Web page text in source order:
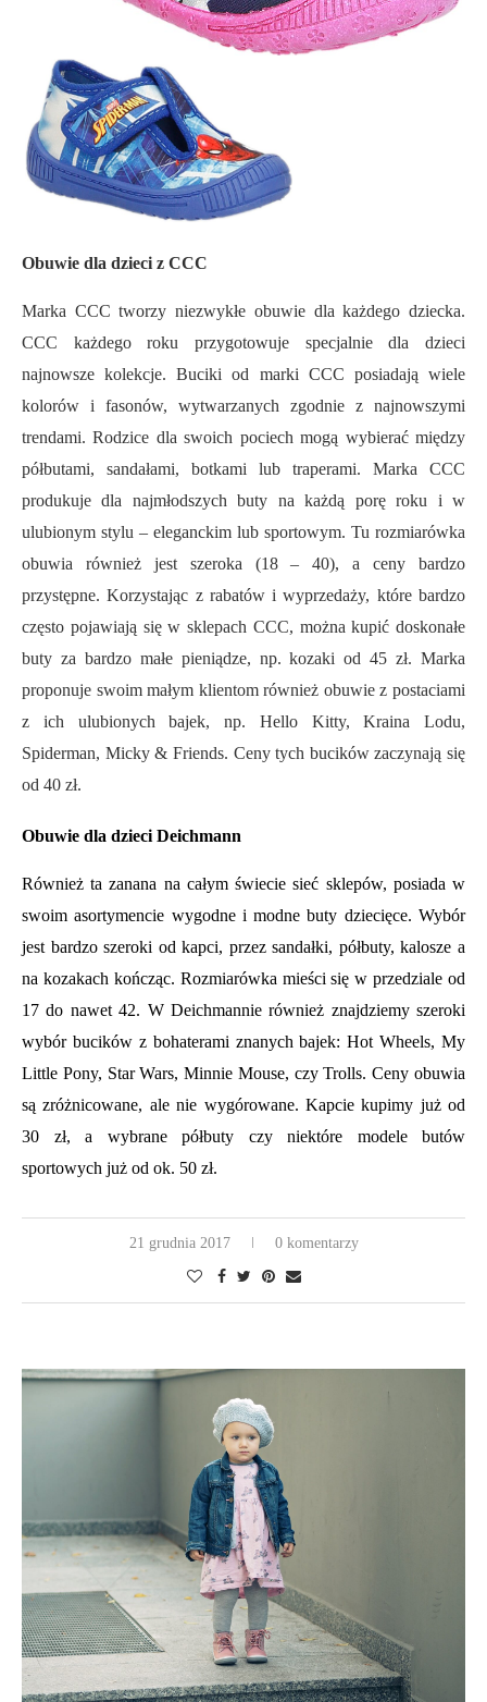
Obuwie dla dzieci z CCC
Marka CCC tworzy niezwykłe obuwie dla każdego dziecka.
CCC każdego roku przygotowuje specjalnie dla dzieci
najnowsze kolekcje. Buciki od marki CCC posiadają wiele
kolorów i fasonów, wytwarzanych zgodnie z najnowszymi
trendami. Rodzice dla swoich pociech mogą wybierać między
półbutami, sandałami, botkami lub traperami. Marka CCC
produkuje dla najmłodszych buty na każdą porę roku i w
ulubionym stylu – eleganckim lub sportowym. Tu rozmiarówka
obuwia również jest szeroka (18 – 40), a ceny bardzo
przystępne. Korzystając z rabatów i wyprzedaży, które bardzo
często pojawiają się w sklepach CCC, można kupić doskonałe
buty za bardzo małe pieniądze, np. kozaki od 45 zł. Marka
proponuje swoim małym klientomrównież obuwie z postaciami
z ich ulubionych bajek, np. Hello Kitty, Kraina Lodu,
Spiderman, Micky & Friends. Ceny tych bucikówzaczynają się
od 40 zł.
Obuwie dla dzieciDeichmann
Również ta zanana na całym świecie sieć sklepów, posiada w
swoim asortymencie wygodne i modne buty dziecięce. Wybór
jest bardzo szeroki od kapci, przez sandałki, półbuty, kalosze a
na kozakach kończąc. Rozmiarówka mieści się w przedziale od
17 do nawet 42. W Deichmannie również znajdziemy szeroki
wybór bucików z bohaterami znanychbajek: Hot Wheels, My
Little Pony, Star Wars, Minnie Mouse, czy Trolls.Ceny obuwia
są zróżnicowane, ale nie wygórowane. Kapcie kupimy już od
30 zł, a wybrane półbuty czy niektóre modele butów
sportowych już od ok. 50 zł.
21 grudnia 2017 0 komentarzy